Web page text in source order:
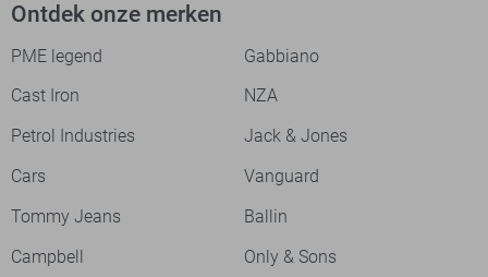
Ontdek onze merken
PME legend
Gabbiano
Cast Iron
NZA
Petrol Industries
Jack & Jones
Cars
Vanguard
Tommy Jeans
Ballin
Campbell
Only & Sons